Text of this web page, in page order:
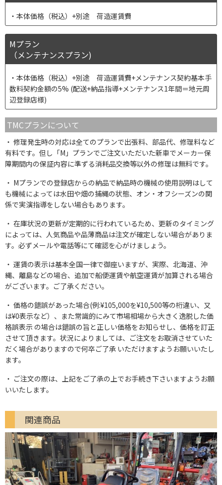
本体価格（税込）+別途 荷造運賃費
Mプラン
（メンテナンスプラン)
本体価格（税込）+別途 荷造運賃費+メンテナンス契約基本手
数料契約金額の5% (配送+納品指導+メンテナンス1年間＝地元周
辺登録店様)
TMCプランについて
修理発生時の対応は全てのプランで出張料、部品代、修理料など
有料です。但し「M」プランでご注文いただいた新車でメーカー保
障期間内の保証内容に準ずる消耗品交換等以外の修理は無料です。
Mプランでの登録店からの納品で納品時の機械の使用説明はして
も機械によっては水田や畑の捕縄の状態、オン・オフシーズンの関
係で実演指導をしない場合もあります。
在庫状況の更新が定期的に行われているため、更新のタイミング
によっては、人気商品や品薄商品は注文が確定しない場合がありま
す。必ずメールや電話等にて確認を心がけましょう。
運賃の表示は基本全国一律で御座いますが、実際、北海道、沖
縄、離島などの場合、追加で船便運賃や航空運賃が加算される場合
がございます。ご了承ください。
価格の錯誤があった場合(例:¥105,000を¥10,500等の桁違い、又
は¥0表示など）、また常識的にみて市場相場から大きく逸脱した価
格誤表示 の場合は錯誤の旨と正しい価格をお知らせし、価格を訂正
させて頂きます。状況によりましては、ご注文をお取消させていた
だく場合がありますので何卒ご了承 いただけますようお願いいたし
ます。
ご注文の際は、上記をご了承の上でお手続き下さいますようお願
いいたします。
関連商品